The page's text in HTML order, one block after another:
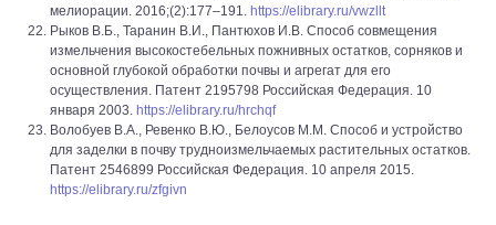
мелиорации. 2016;(2):177–191. https://elibrary.ru/vwzllt
Рыков В.Б., Таранин В.И., Пантюхов И.В. Способ совмещения
измельчения высокостебельных пожнивных остатков, сорняков и
основной глубокой обработки почвы и агрегат для его
осуществления. Патент 2195798 Российская Федерация. 10
января 2003. https://elibrary.ru/hrchqf
Волобуев В.А., Ревенко В.Ю., Белоусов М.М. Способ и устройство
для заделки в почву трудноизмельчаемых растительных остатков.
Патент 2546899 Российская Федерация. 10 апреля 2015.
https://elibrary.ru/zfgivn